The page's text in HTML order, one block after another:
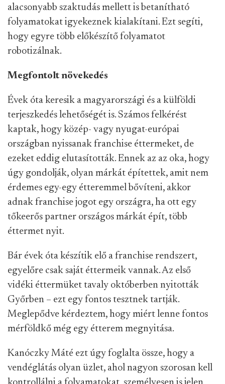
alacsonyabb szaktudás mellett is betanítható
folyamatokat igyekeznek kialakítani. Ezt segíti,
hogy egyre több előkészítő folyamatot
robotizálnak.
Megfontolt növekedés
Évek óta keresik a magyarországi és a külföldi
terjeszkedés lehetőségét is. Számos felkérést
kaptak, hogy közép- vagy nyugat-európai
országban nyissanak franchise éttermeket, de
ezeket eddig elutasították. Ennek az az oka, hogy
úgy gondolják, olyan márkát építettek, amit nem
érdemes egy-egy étteremmel bővíteni, akkor
adnak franchise jogot egy országra, ha ott egy
tőkeerős partner országos márkát épít, több
éttermet nyit.
Bár évek óta készítik elő a franchise rendszert,
egyelőre csak saját éttermeik vannak. Az első
vidéki éttermüket tavaly októberben nyitották
Győrben – ezt egy fontos tesztnek tartják.
Meglepődve kérdeztem, hogy miért lenne fontos
mérföldkő még egy étterem megnyitása.
Kanóczky Máté ezt úgy foglalta össze, hogy a
vendéglátás olyan üzlet, ahol nagyon szorosan kell